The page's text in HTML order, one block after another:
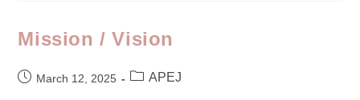
Mission / Vision
March 12, 2025 APEJ